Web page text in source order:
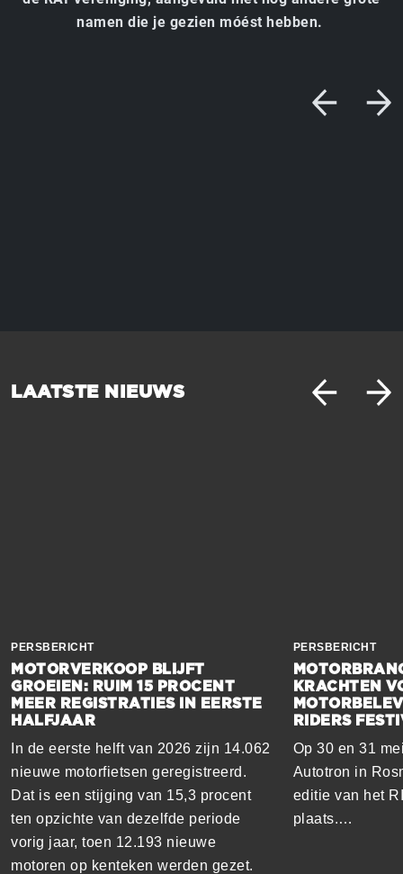
namen die je gezien móést hebben.
LAATSTE NIEUWS
PERSBERICHT
MOTORVERKOOP BLIJFT
GROEIEN: RUIM 15 PROCENT
MEER REGISTRATIES IN EERSTE
HALFJAAR
In de eerste helft van 2026 zijn 14.062
nieuwe motorfietsen geregistreerd.
Dat is een stijging van 15,3 procent
ten opzichte van dezelfde periode
vorig jaar, toen 12.193 nieuwe
motoren op kenteken werden gezet.
PERSBERICHT
KRACHTEN
RIDERS
Op 30 en 31
Autotron in
editie van het
plaats.…